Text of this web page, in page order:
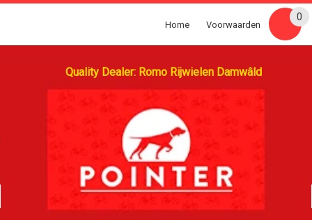
Quality Dealer: Romo Rijwielen Damwâld
Home Voorwaarden
0